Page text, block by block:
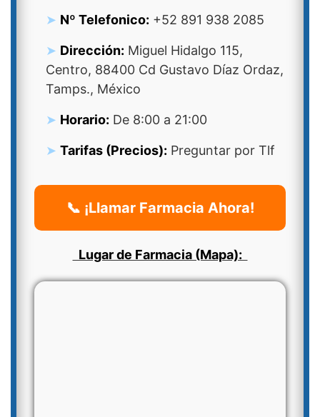
Nº Telefonico: +52 891 938 2085
Dirección: Miguel Hidalgo 115,
Centro, 88400 Cd Gustavo Díaz Ordaz,
Tamps., México
Horario: De 8:00 a 21:00
Tarifas (Precios): Preguntar por Tlf
📞 ¡Llamar Farmacia Ahora!
Lugar de Farmacia (Mapa):